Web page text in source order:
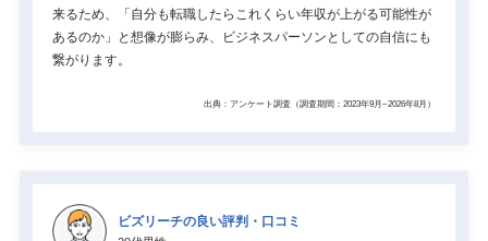
来るため、「自分も転職したらこれくらい年収が上がる可能性が
あるのか」と想像が膨らみ、ビジネスパーソンとしての自信にも
繋がります。
出典：アンケート調査（調査期間：2023年9月~2026年8月）
ビズリーチの良い評判・口コミ